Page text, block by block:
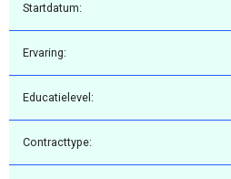
Startdatum:
Ervaring:
Educatielevel:
Contracttype: